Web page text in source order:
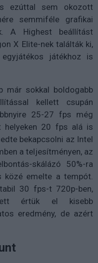
ezúttal sem okozott
semmiféle grafikai
A Highest beállítást
X Elite-nek találták ki,
játékhoz is
már sokkal boldogabb
kellett csupán
25-27 fps még
helyeken 20 fps alá is
bekapcsolni az Intel
a teljesítményen, az
skálázó 50%-ra
emelte a tempót.
30 fps-t 720p-ben,
értük el kisebb
eredmény, de azért